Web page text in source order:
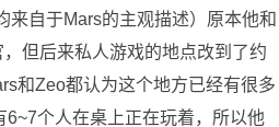
来自于Mars的主观描述）原本他和
但后来私人游戏的地点改到了约
和Zeo都认为这个地方已经有很多
个人在桌上正在玩着，所以他